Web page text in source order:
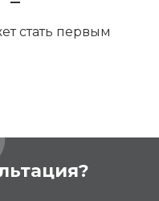
стать первым